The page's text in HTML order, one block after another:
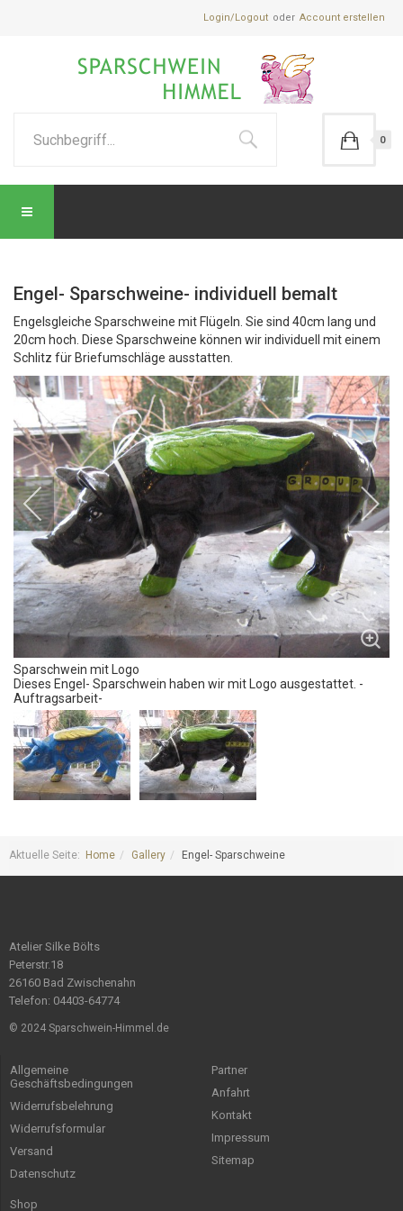
Login/Logout Account erstellen
0
Engel- Sparschweine- individuell bemalt
Engelsgleiche Sparschweine mit Flügeln. Sie sind 40cm lang und
20cm hoch. Diese Sparschweine können wir individuell mit einem
Schlitz für Briefumschläge ausstatten.
Sparschwein mit Logo
Dieses Engel- Sparschwein haben wir mit Logo ausgestattet. -
Auftragsarbeit-
Aktuelle Seite: Home Gallery Engel- Sparschweine
Atelier Silke Bölts
Peterstr.18
26160 Bad Zwischenahn
Telefon: 04403-64774
© 2024 Sparschwein-Himmel.de
Allgemeine
Geschäftsbedingungen
Widerrufsbelehrung
Widerrufsformular
Versand
Datenschutz
Partner
Anfahrt
Kontakt
Impressum
Sitemap
Shop